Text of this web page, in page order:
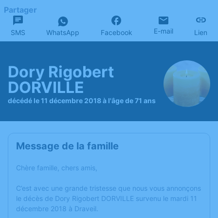
Partager
SMS WhatsApp Facebook E-mail Lien
Dory Rigobert
DORVILLE
décédé le 11 décembre 2018 à l'âge de 71 ans
Message de la famille
Chère famille, chers amis,
C’est avec une grande tristesse que nous vous annonçons
le décès de Dory Rigobert DORVILLE survenu le mardi 11
décembre 2018 à Draveil.